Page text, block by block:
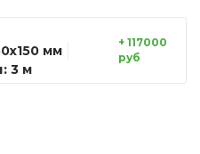
мм
3 м
+ 117000
руб